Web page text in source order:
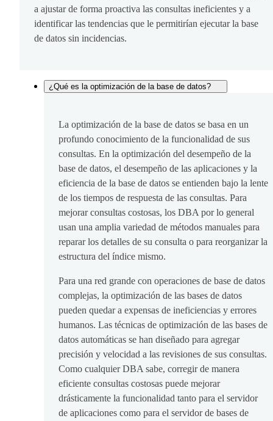
a ajustar de forma proactiva las consultas ineficientes y a
identificar las tendencias que le permitirían ejecutar la base
de datos sin incidencias.
¿Qué es la optimización de la base de datos?
La optimización de la base de datos se basa en un
profundo conocimiento de la funcionalidad de sus
consultas. En la optimización del desempeño de la
base de datos, el desempeño de las aplicaciones y la
eficiencia de la base de datos se entienden bajo la lente
de los tiempos de respuesta de las consultas. Para
mejorar consultas costosas, los DBA por lo general
usan una amplia variedad de métodos manuales para
reparar los detalles de su consulta o para reorganizar la
estructura del índice mismo.
Para una red grande con operaciones de base de datos
complejas, la optimización de las bases de datos
pueden quedar a expensas de ineficiencias y errores
humanos. Las técnicas de optimización de las bases de
datos automáticas se han diseñado para agregar
precisión y velocidad a las revisiones de sus consultas.
Como cualquier DBA sabe, corregir de manera
eficiente consultas costosas puede mejorar
drásticamente la funcionalidad tanto para el servidor
de aplicaciones como para el servidor de bases de